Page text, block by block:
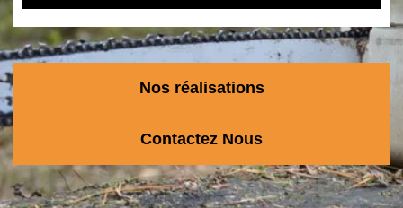
Nos réalisations
Contactez Nous